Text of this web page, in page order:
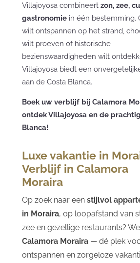
Villajoyosa combineert zon, zee,
gastronomiein één bestemming.
wilt ontspannen op het strand,
wilt proeven of historische
bezienswaardigheden wilt
Villajoyosa biedt een
aan de Costa Blanca.
Boek uw verblijf bij Calamora
ontdek Villajoyosa en de
Blanca!
Luxe vakantie in
Verblijf in Calamora
Moraira
Op zoek naar een stijlvol
in Moraira, op loopafstand van
zee en gezellige restaurants?
Calamora Moraira— dé plek
ontspannen en zorgeloze